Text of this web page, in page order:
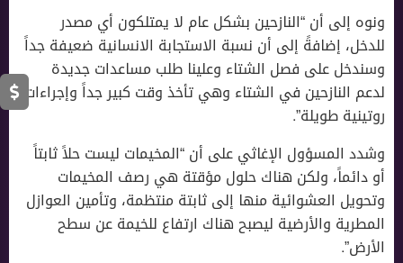
ونوه إلى أن “النازحين بشكل عام لا يمتلكون أي مصدر
للدخل، إضافةً إلى أن نسبة الاستجابة الانسانية ضعيفة جداً
وسندخل على فصل الشتاء وعلينا طلب مساعدات جديدة
لدعم النازحين في الشتاء وهي تأخذ وقت كبير جداً وإجراءات
روتينية طويلة”.
وشدد المسؤول الإغاثي على أن “المخيمات ليست حلاً ثابتاً
أو دائماً، ولكن هناك حلول مؤقتة هي رصف المخيمات
وتحويل العشوائية منها إلى ثابتة منتظمة، وتأمين العوازل
المطرية والأرضية ليصبح هناك ارتفاع للخيمة عن سطح
الأرض”.